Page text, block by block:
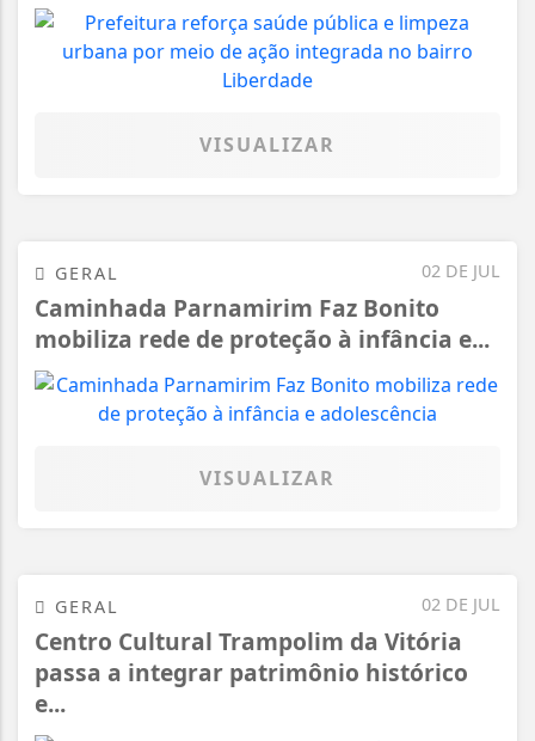
VISUALIZAR
02 DE JUL
GERAL
Caminhada Parnamirim Faz Bonito
mobiliza rede de proteção à infância e...
VISUALIZAR
02 DE JUL
GERAL
Centro Cultural Trampolim da Vitória
passa a integrar patrimônio histórico
e...